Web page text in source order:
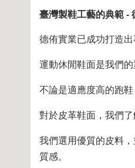
臺灣製鞋工藝的典範 -
德侑實業已成功打造
運動休閒鞋面是我們
不論是適應度高的跑
對於皮革鞋面，我們
我們選用優質的皮料
質感。